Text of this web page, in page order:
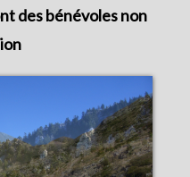
des bénévoles non